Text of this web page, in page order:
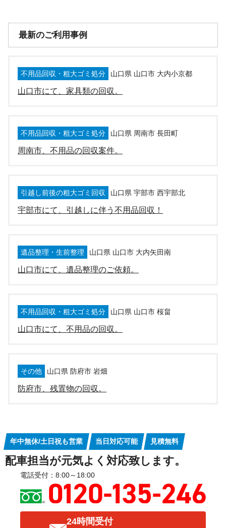
最新のご利用事例
不用品回収・粗大ゴミ処分 山口県 山口市 大内小京都
山口市にて、家具類の回収。
不用品回収・粗大ゴミ処分 山口県 周南市 長田町
周南市、不用品の回収案件。
引越し前後の粗大ゴミ回収 山口県 宇部市 西宇部北
宇部市にて、引越しに伴う不用品回収！
遺品整理・生前整理 山口県 山口市 大内矢田南
山口市にて、遺品整理のご依頼。
不用品回収・粗大ゴミ処分 山口県 山口市 桜畠
山口市にて、不用品の回収。
その他 山口県 防府市 岩畑
防府市、残置物の回収。
年中無休/土日祝も営業 当日対応可能 見積無料
配車担当が元気よく対応致します。
電話受付：8:00～18:00
24時間受付